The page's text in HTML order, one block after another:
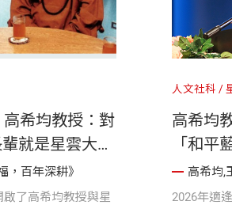
希均教授：對
就是星雲大師
》
，百年深耕》
了高希均教授與星
人文社科
高希均
「和平
歧中累
耕》
高希均,
2026年適